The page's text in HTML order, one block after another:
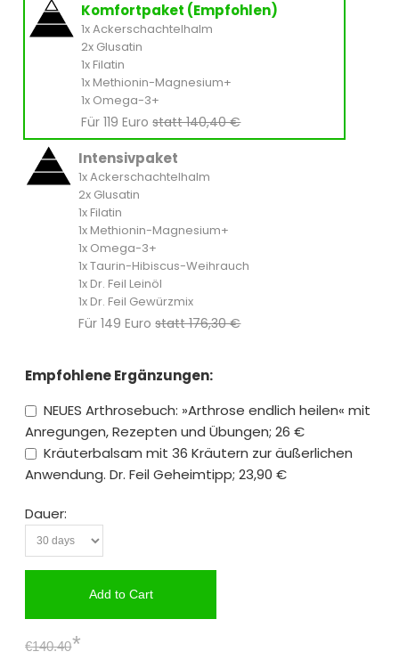
Komfortpaket (Empfohlen)
1x Ackerschachtelhalm
2x Glusatin
1x Filatin
1x Methionin-Magnesium+
1x Omega-3+
Für 119 Eurostatt 140,40 €
Intensivpaket
1x Ackerschachtelhalm
2x Glusatin
1x Filatin
1x Methionin-Magnesium+
1x Omega-3+
1x Taurin-Hibiscus-Weihrauch
1x Dr. Feil Leinöl
1x Dr. Feil Gewürzmix
Für 149 Eurostatt 176,30 €
Empfohlene Ergänzungen:
NEUES Arthrosebuch: »Arthrose endlich heilen« mit
Anregungen, Rezepten und Übungen; 26 €
Kräuterbalsam mit 36 Kräutern zur äußerlichen
Anwendung. Dr. Feil Geheimtipp; 23,90 €
Dauer:
Add to Cart
€140.40*